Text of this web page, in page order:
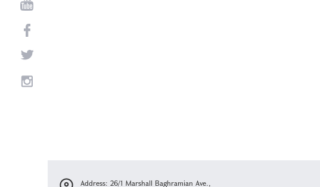
Address: 26/1 Marshall Baghramian Ave.,